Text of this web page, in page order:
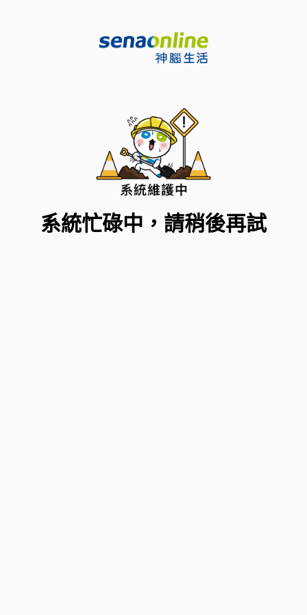
系統忙碌中，請稍後再試